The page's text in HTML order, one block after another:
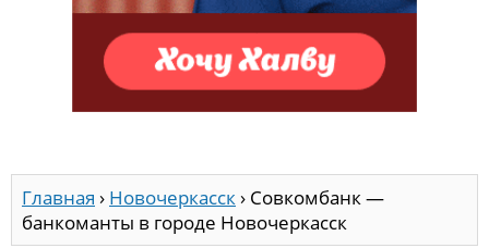
Главная › Новочеркасск› Совкомбанк —
банкоманты в городе Новочеркасск